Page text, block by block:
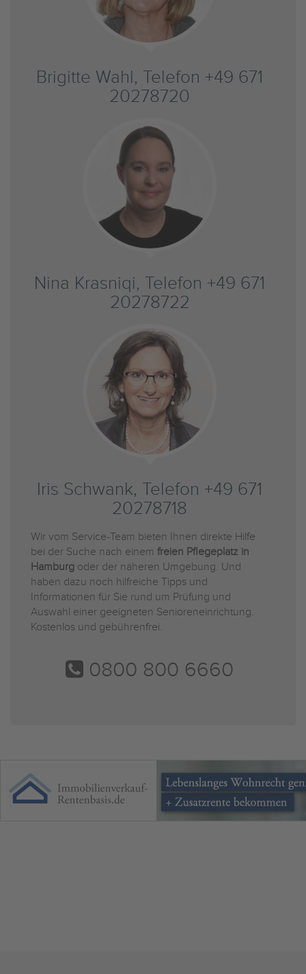
Brigitte Wahl, Telefon +49 671
20278720
Nina Krasniqi, Telefon +49 671
20278722
Iris Schwank, Telefon +49 671
20278718
Wir vom Service-Team bieten Ihnen direkte Hilfe
bei der Suche nach einem freien Pflegeplatz in
Hamburg oder der näheren Umgebung. Und
haben dazu noch hilfreiche Tipps und
Informationen für Sie rund um Prüfung und
Auswahl einer geeigneten Senioreneinrichtung.
Kostenlos und gebührenfrei.
0800 800 6660